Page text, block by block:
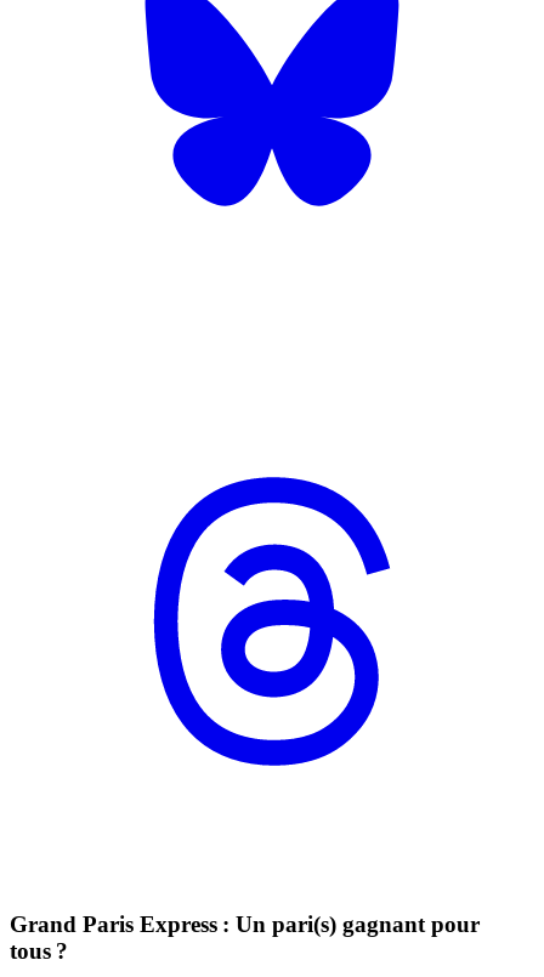
Grand Paris Express : Un pari(s) gagnant pour
tous ?